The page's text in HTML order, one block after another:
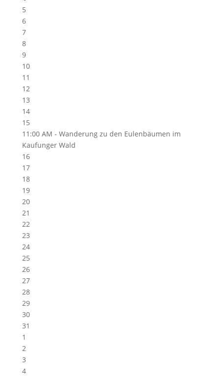
5
6
7
8
9
10
11
12
13
14
15
11:00 AM - Wanderung zu den Eulenbäumen im
Kaufunger Wald
16
17
18
19
20
21
22
23
24
25
26
27
28
29
30
31
1
2
3
4